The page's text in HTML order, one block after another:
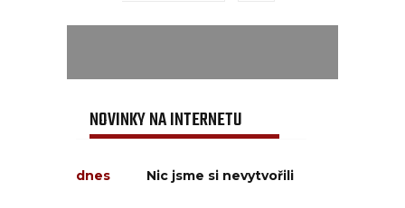
NOVINKY NA INTERNETU
dnes Nic jsme si nevytvořili